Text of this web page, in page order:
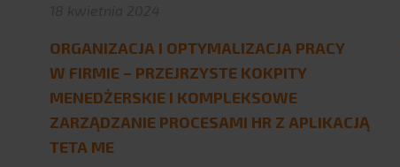
ORGANIZACJA I OPTYMALIZACJA PRACY
W FIRMIE – PRZEJRZYSTE KOKPITY
MENEDŻERSKIE I KOMPLEKSOWE
ZARZĄDZANIE PROCESAMI HR Z APLIKACJĄ
TETA ME